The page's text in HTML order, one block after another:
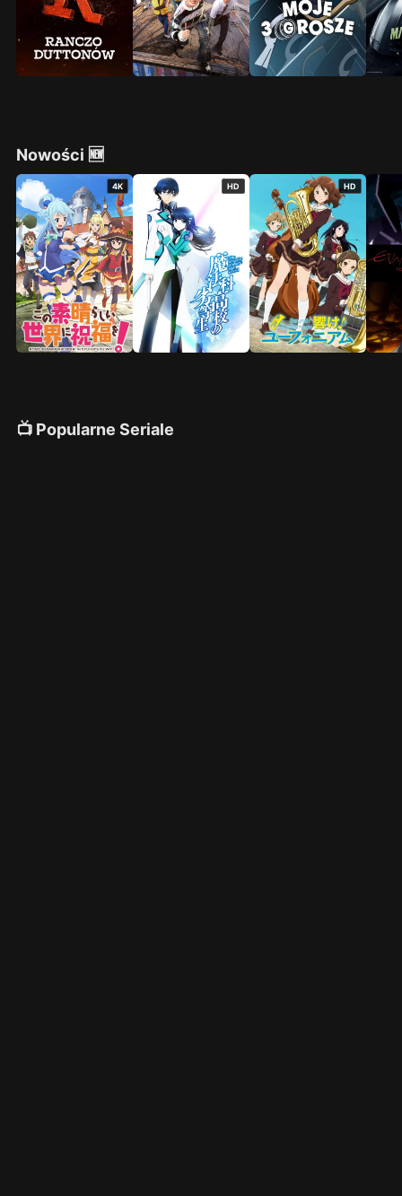
Nowości 🆕
4K HD HD
📺 Popularne Seriale